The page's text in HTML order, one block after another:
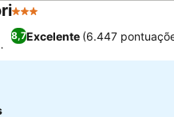
3 Estrelas
8,7Excelente (6.447